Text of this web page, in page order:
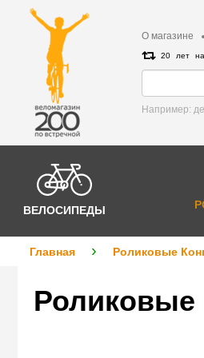
О магазине
20 лет на
Например:
ВЕЛОСИПЕДЫ
Главная Роликовые
Роликовые